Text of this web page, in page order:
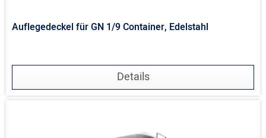
Auflegedeckel für GN 1/9 Container, Edelstahl
Details